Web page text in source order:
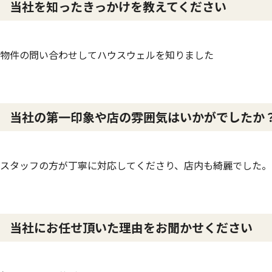
当社を知ったきっかけを教えてください
物件の問い合わせしてハウスウェルを知りました
当社の第一印象や店の雰囲気はいかがでしたか
スタッフの方が丁寧に対応してくださり、店内も綺麗でした。
当社にお任せ頂いた理由をお聞かせください